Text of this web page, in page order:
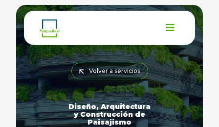
Volver a servicios
Diseño, Arquitectura
y Construcción de
Paisajismo